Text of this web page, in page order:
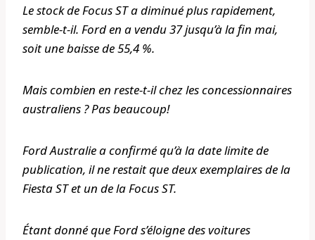
Le stock de Focus ST a diminué plus rapidement,
semble-t-il. Ford en a vendu 37 jusqu’à la fin mai,
soit une baisse de 55,4 %.
Mais combien en reste-t-il chez les concessionnaires
australiens ? Pas beaucoup!
Ford Australie a confirmé qu’à la date limite de
publication, il ne restait que deux exemplaires de la
Fiesta ST et un de la Focus ST.
Étant donné que Ford s’éloigne des voitures